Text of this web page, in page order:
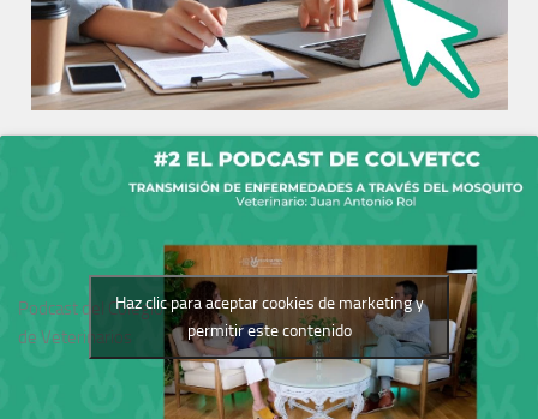
Podcast del Colegio
de Veterinarios
Haz clic para aceptar cookies de marketing y
permitir este contenido